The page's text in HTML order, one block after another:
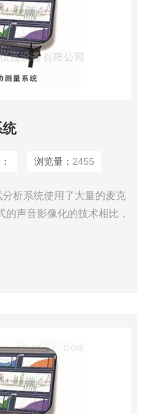
浏览量： 2455
析系统使用了大量的麦克
声音影像化的技术相比，
声压值110db，带宽20Hz-